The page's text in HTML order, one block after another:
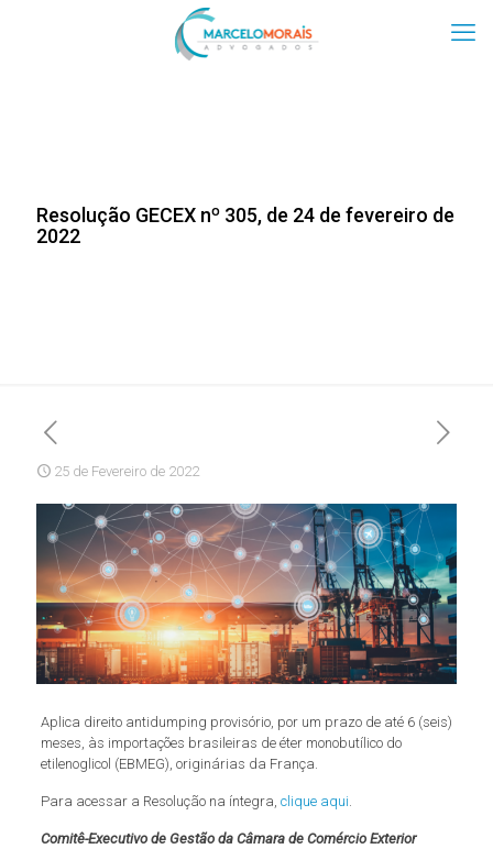
Resolução GECEX nº 305, de 24 de fevereiro de
2022
25 de Fevereiro de 2022
Aplica direito antidumping provisório, por um prazo de até 6 (seis)
meses, às importações brasileiras de éter monobutílico do
etilenoglicol (EBMEG), originárias da França.
Para acessar a Resolução na íntegra, clique aqui
Comitê-Executivo de Gestão da Câmara de Comércio Exterior